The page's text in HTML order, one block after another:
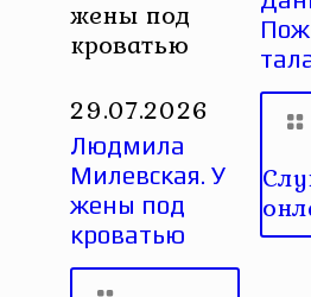
жены под
кроватью
29.07.2026
Людмила
Милевская. У
жены под
кроватью